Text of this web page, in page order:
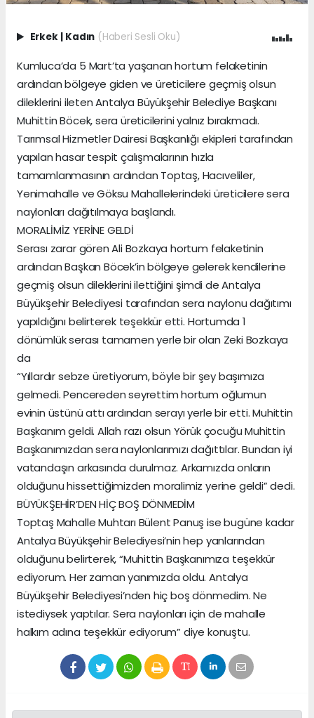
Erkek | Kadın (Haberi Sesli Oku)
Kumluca’da 5 Mart’ta yaşanan hortum felaketinin
ardından bölgeye giden ve üreticilere geçmiş olsun
dileklerini ileten Antalya Büyükşehir Belediye Başkanı
Muhittin Böcek, sera üreticilerini yalnız bırakmadı.
Tarımsal Hizmetler Dairesi Başkanlığı ekipleri tarafından
yapılan hasar tespit çalışmalarının hızla
tamamlanmasının ardından Toptaş, Hacıveliler,
Yenimahalle ve Göksu Mahallelerindeki üreticilere sera
naylonları dağıtılmaya başlandı.
MORALİMİZ YERİNE GELDİ
Serası zarar gören Ali Bozkaya hortum felaketinin
ardından Başkan Böcek’in bölgeye gelerek kendilerine
geçmiş olsun dileklerini ilettiğini şimdi de Antalya
Büyükşehir Belediyesi tarafından sera naylonu dağıtımı
yapıldığını belirterek teşekkür etti. Hortumda 1
dönümlük serası tamamen yerle bir olan Zeki Bozkaya
da
“Yıllardır sebze üretiyorum, böyle bir şey başımıza
gelmedi. Pencereden seyrettim hortum oğlumun
evinin üstünü attı ardından serayı yerle bir etti. Muhittin
Başkanım geldi. Allah razı olsun Yörük çocuğu Muhittin
Başkanımızdan sera naylonlarımızı dağıttılar. Bundan iyi
vatandaşın arkasında durulmaz. Arkamızda onların
olduğunu hissettiğimizden moralimiz yerine geldi” dedi.
BÜYÜKŞEHİR’DEN HİÇ BOŞ DÖNMEDİM
Toptaş Mahalle Muhtarı Bülent Panuş ise bugüne kadar
Antalya Büyükşehir Belediyesi’nin hep yanlarından
olduğunu belirterek, “Muhittin Başkanımıza teşekkür
ediyorum. Her zaman yanımızda oldu. Antalya
Büyükşehir Belediyesi’nden hiç boş dönmedim. Ne
istediysek yaptılar. Sera naylonları için de mahalle
halkım adına teşekkür ediyorum” diye konuştu.